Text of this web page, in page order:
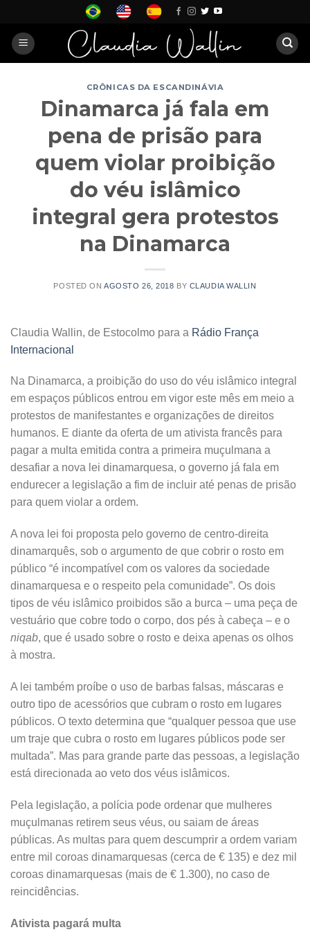
content
CRÔNICAS DA ESCANDINÁVIA
Dinamarca já fala em
pena de prisão para
quem violar proibição
do véu islâmico
integral gera protestos
na Dinamarca
POSTED ONAGOSTO 26, 2018 BY CLAUDIA WALLIN
Claudia Wallin, de Estocolmo para a Rádio França
Internacional
Na Dinamarca, a proibição do uso do véu islâmico integral
em espaços públicos entrou em vigor este mês em meio a
protestos de manifestantes e organizações de direitos
humanos. E diante da oferta de um ativista francês para
pagar a multa emitida contra a primeira muçulmana a
desafiar a nova lei dinamarquesa, o governo já fala em
endurecer a legislação a fim de incluir até penas de prisão
para quem violar a ordem.
A nova lei foi proposta pelo governo de centro-direita
dinamarquês, sob o argumento de que cobrir o rosto em
público “é incompatível com os valores da sociedade
dinamarquesa e o respeito pela comunidade”. Os dois
tipos de véu islâmico proibidos são a burca – uma peça de
vestuário que cobre todo o corpo, dos pés à cabeça – e o
niqab, que é usado sobre o rosto e deixa apenas os olhos
à mostra.
A lei também proíbe o uso de barbas falsas, máscaras e
outro tipo de acessórios que cubram o rosto em lugares
públicos. O texto determina que “qualquer pessoa que use
um traje que cubra o rosto em lugares públicos pode ser
multada”. Mas para grande parte das pessoas, a legislação
está direcionada ao veto dos véus islâmicos.
Pela legislação, a polícia pode ordenar que mulheres
muçulmanas retirem seus véus, ou saiam de áreas
públicas. As multas para quem descumprir a ordem variam
entre mil coroas dinamarquesas (cerca de € 135) e dez mil
coroas dinamarquesas (mais de € 1.300), no caso de
reincidências.
Ativista pagará multa